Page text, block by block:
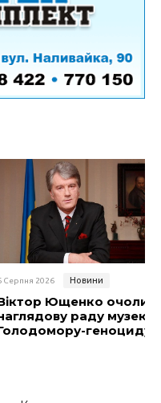
Серпня 2026 Новини
Ющенко очолив
раду музею
геноциду